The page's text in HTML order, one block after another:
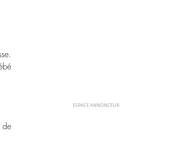
de
ESPACE ANNONCEUR